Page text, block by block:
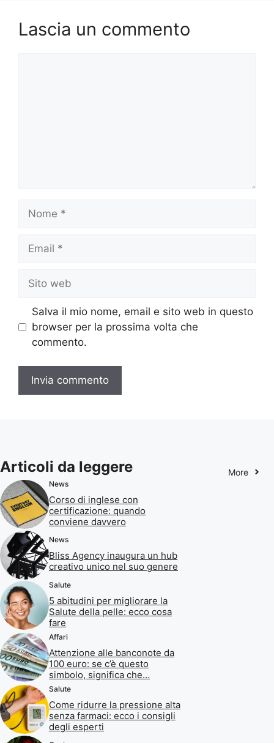
Lascia un commento
Nome
Email
Sito
web
Salva il mio nome, email e sito web in questo
browser per la prossima volta che
commento.
Articoli da leggere More
News
Corso di inglese con
certificazione: quando
conviene davvero
News
Bliss Agency inaugura un hub
creativo unico nel suo genere
Salute
5 abitudini per migliorare la
Salute della pelle: ecco cosa
fare
Affari
Attenzione alle banconote da
100 euro: se c’è questo
simbolo, significa che…
Salute
Come ridurre la pressione alta
senza farmaci: ecco i consigli
degli esperti